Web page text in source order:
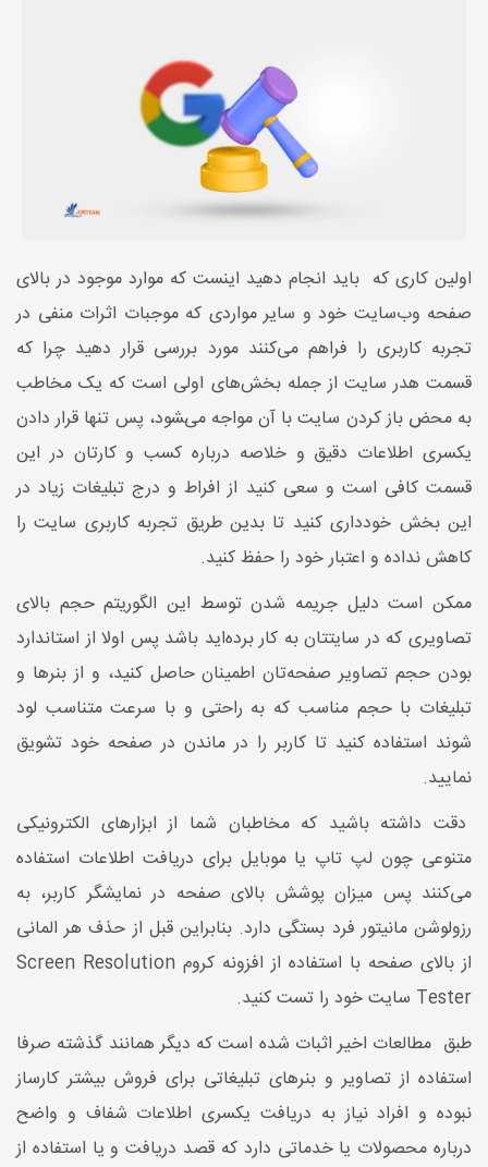
اولین کاری که باید انجام دهید اینست که موارد موجود در بالای
صفحه وب‌سایت خود و سایر مواردی که موجبات اثرات منفی در
تجربه کاربری را فراهم می‌کنند مورد بررسی قرار دهید چرا که
قسمت هدر سایت از جمله بخش‌های اولی است که یک مخاطب
به محض باز کردن سایت با آن مواجه می‌‍شود، پس تنها قرار دادن
یکسری اطلاعات دقیق و خلاصه درباره کسب و کارتان در این
قسمت کافی است و سعی کنید از افراط و درج تبلیغات زیاد در
این بخش خودداری کنید تا بدین طریق تجربه کاربری سایت را
کاهش نداده و اعتبار خود را حفظ کنید.
ممکن است دلیل جریمه شدن توسط این الگوریتم حجم بالای
تصاویری که در سایتتان به کار برده‌اید باشد پس اولا از استاندارد
بودن حجم تصاویر صفحه‌تان اطمینان حاصل کنید، و از بنرها و
تبلیغات با حجم مناسب که به راحتی و با سرعت متناسب لود
شوند استفاده کنید تا کاربر را در ماندن در صفحه خود تشویق
نمایید.
دقت داشته باشید که مخاطبان شما از ابزارهای الکترونیکی
متنوعی چون لپ تاپ یا موبایل برای دریافت اطلاعات استفاده
می‌کنند پس میزان پوشش بالای صفحه در نمایشگر کاربر، به
رزولوشن مانیتور فرد بستگی دارد. بنابراین قبل از حذف هر المانی
از بالای صفحه با استفاده از افزونه کروم Screen Resolution
Tester سایت خود را تست کنید.
طبق مطالعات اخیر اثبات شده است که دیگر همانند گذشته صرفا
استفاده از تصاویر و بنرهای تبلیغاتی برای فروش بیشتر کارساز
نبوده و افراد نیاز به دریافت یکسری اطلاعات شفاف و واضح
درباره محصولات یا خدماتی دارد که قصد دریافت و یا استفاده از